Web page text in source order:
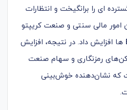
ای را برانگیخت و انتظارات
امور مالی سنتی و صنعت کریپتو
ها افزایش داد. در نتیجه، افزایش
رمزنگاری و سهام صنعت
که نشان‌دهنده خوش‌بینی